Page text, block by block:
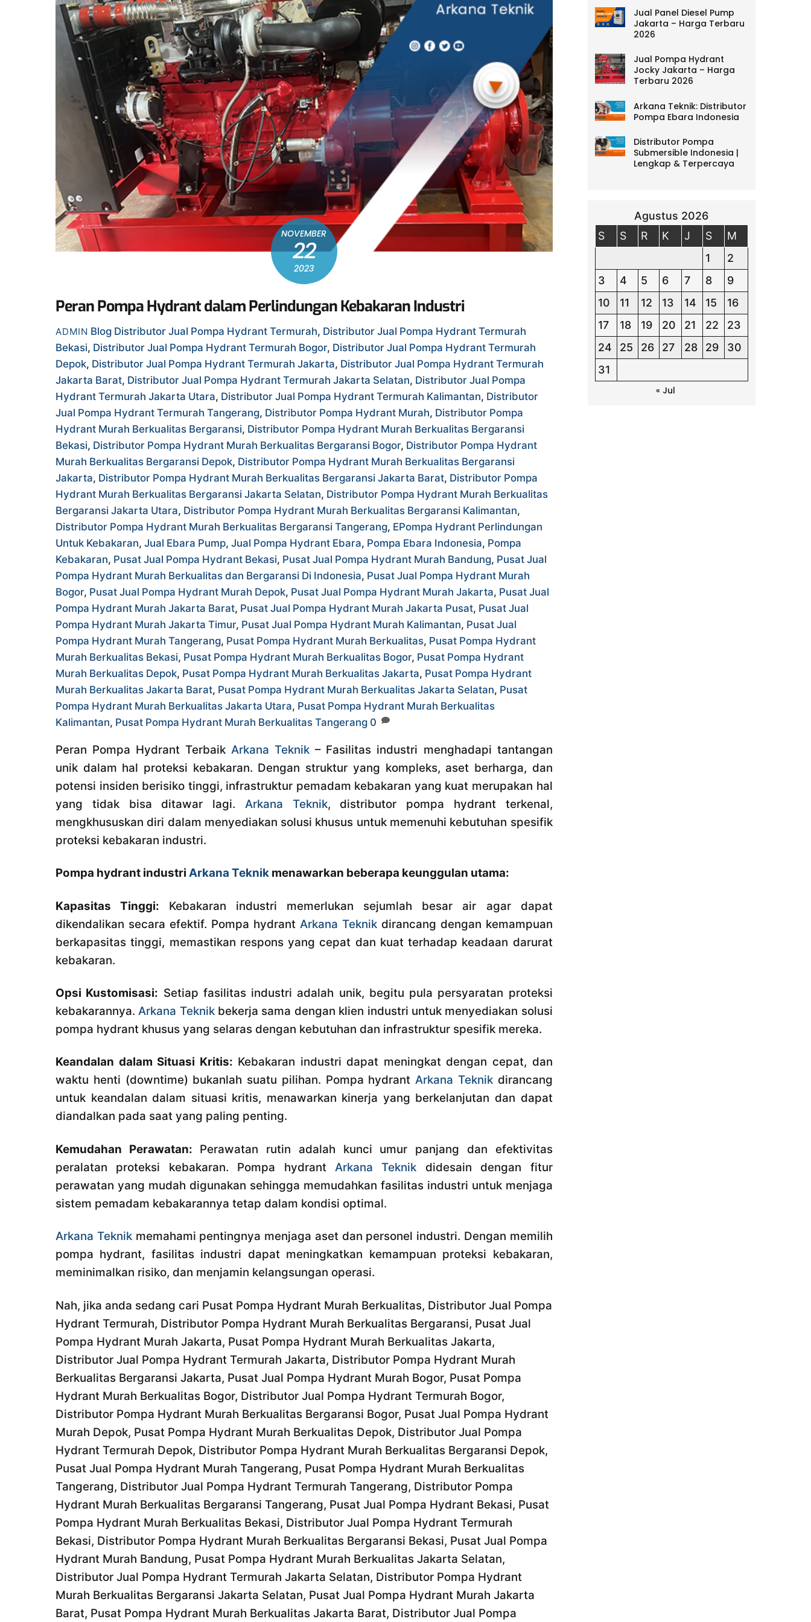
NOVEMBER
22
2023
Peran Pompa Hydrant dalam Perlindungan Kebakaran Industri
ADMIN Blog Distributor Jual Pompa Hydrant Termurah, Distributor Jual Pompa Hydrant Termurah
Bekasi, Distributor Jual Pompa Hydrant Termurah Bogor, Distributor Jual Pompa Hydrant Termurah
Depok, Distributor Jual Pompa Hydrant Termurah Jakarta, Distributor Jual Pompa Hydrant Termurah
Jakarta Barat, Distributor Jual Pompa Hydrant Termurah Jakarta Selatan, Distributor Jual Pompa
Hydrant Termurah Jakarta Utara, Distributor Jual Pompa Hydrant Termurah Kalimantan, Distributor
Jual Pompa Hydrant Termurah Tangerang, Distributor Pompa Hydrant Murah, Distributor Pompa
Hydrant Murah Berkualitas Bergaransi, Distributor Pompa Hydrant Murah Berkualitas Bergaransi
Bekasi, Distributor Pompa Hydrant Murah Berkualitas Bergaransi Bogor, Distributor Pompa Hydrant
Murah Berkualitas Bergaransi Depok, Distributor Pompa Hydrant Murah Berkualitas Bergaransi
Jakarta, Distributor Pompa Hydrant Murah Berkualitas Bergaransi Jakarta Barat, Distributor Pompa
Hydrant Murah Berkualitas Bergaransi Jakarta Selatan, Distributor Pompa Hydrant Murah Berkualitas
Bergaransi Jakarta Utara, Distributor Pompa Hydrant Murah Berkualitas Bergaransi Kalimantan,
Distributor Pompa Hydrant Murah Berkualitas Bergaransi Tangerang, EPompa Hydrant Perlindungan
Untuk Kebakaran, Jual Ebara Pump, Jual Pompa Hydrant Ebara, Pompa Ebara Indonesia, Pompa
Kebakaran, Pusat Jual Pompa Hydrant Bekasi, Pusat Jual Pompa Hydrant Murah Bandung, Pusat Jual
Pompa Hydrant Murah Berkualitas dan Bergaransi Di Indonesia, Pusat Jual Pompa Hydrant Murah
Bogor, Pusat Jual Pompa Hydrant Murah Depok, Pusat Jual Pompa Hydrant Murah Jakarta, Pusat Jual
Pompa Hydrant Murah Jakarta Barat, Pusat Jual Pompa Hydrant Murah Jakarta Pusat, Pusat Jual
Pompa Hydrant Murah Jakarta Timur, Pusat Jual Pompa Hydrant Murah Kalimantan, Pusat Jual
Pompa Hydrant Murah Tangerang, Pusat Pompa Hydrant Murah Berkualitas, Pusat Pompa Hydrant
Murah Berkualitas Bekasi, Pusat Pompa Hydrant Murah Berkualitas Bogor, Pusat Pompa Hydrant
Murah Berkualitas Depok, Pusat Pompa Hydrant Murah Berkualitas Jakarta, Pusat Pompa Hydrant
Murah Berkualitas Jakarta Barat, Pusat Pompa Hydrant Murah Berkualitas Jakarta Selatan, Pusat
Pompa Hydrant Murah Berkualitas Jakarta Utara, Pusat Pompa Hydrant Murah Berkualitas
Kalimantan, Pusat Pompa Hydrant Murah Berkualitas Tangerang 0
Peran Pompa Hydrant TerbaikArkana Teknik – Fasilitas industri menghadapi tantangan
unik dalam hal proteksi kebakaran. Dengan struktur yang kompleks, aset berharga, dan
potensi insiden berisiko tinggi, infrastruktur pemadam kebakaran yang kuat merupakan hal
yang tidak bisa ditawar lagi. Arkana Teknik, distributor pompa hydrant terkenal,
mengkhususkan diri dalam menyediakan solusi khusus untuk memenuhi kebutuhan spesifik
proteksi kebakaran industri.
Pompa hydrant industri Arkana Teknik menawarkan beberapa keunggulan utama:
Kapasitas Tinggi: Kebakaran industri memerlukan sejumlah besar air agar dapat
dikendalikan secara efektif. Pompa hydrant Arkana Teknikdirancang dengan kemampuan
berkapasitas tinggi, memastikan respons yang cepat dan kuat terhadap keadaan darurat
kebakaran.
Opsi Kustomisasi: Setiap fasilitas industri adalah unik, begitu pula persyaratan proteksi
kebakarannya.Arkana Teknikbekerja sama dengan klien industri untuk menyediakan solusi
pompa hydrant khusus yang selaras dengan kebutuhan dan infrastruktur spesifik mereka.
Keandalan dalam Situasi Kritis: Kebakaran industri dapat meningkat dengan cepat, dan
waktu henti (downtime) bukanlah suatu pilihan. Pompa hydrantArkana Teknikdirancang
untuk keandalan dalam situasi kritis, menawarkan kinerja yang berkelanjutan dan dapat
diandalkan pada saat yang paling penting.
Kemudahan Perawatan: Perawatan rutin adalah kunci umur panjang dan efektivitas
peralatan proteksi kebakaran. Pompa hydrant Arkana Teknik didesain dengan fitur
perawatan yang mudah digunakan sehingga memudahkan fasilitas industri untuk menjaga
sistem pemadam kebakarannya tetap dalam kondisi optimal.
Arkana Teknikmemahami pentingnya menjaga aset dan personel industri. Dengan memilih
pompa hydrant, fasilitas industri dapat meningkatkan kemampuan proteksi kebakaran,
meminimalkan risiko, dan menjamin kelangsungan operasi.
Nah, jika anda sedang cari Pusat Pompa Hydrant Murah Berkualitas, Distributor Jual Pompa
Hydrant Termurah, Distributor Pompa Hydrant Murah Berkualitas Bergaransi, Pusat Jual
Pompa Hydrant Murah Jakarta, Pusat Pompa Hydrant Murah Berkualitas Jakarta,
Distributor Jual Pompa Hydrant Termurah Jakarta, Distributor Pompa Hydrant Murah
Berkualitas Bergaransi Jakarta, Pusat Jual Pompa Hydrant Murah Bogor, Pusat Pompa
Hydrant Murah Berkualitas Bogor, Distributor Jual Pompa Hydrant Termurah Bogor,
Distributor Pompa Hydrant Murah Berkualitas Bergaransi Bogor, Pusat Jual Pompa Hydrant
Murah Depok, Pusat Pompa Hydrant Murah Berkualitas Depok, Distributor Jual Pompa
Hydrant Termurah Depok, Distributor Pompa Hydrant Murah Berkualitas Bergaransi Depok,
Pusat Jual Pompa Hydrant Murah Tangerang, Pusat Pompa Hydrant Murah Berkualitas
Tangerang, Distributor Jual Pompa Hydrant Termurah Tangerang, Distributor Pompa
Hydrant Murah Berkualitas Bergaransi Tangerang, Pusat Jual Pompa Hydrant Bekasi, Pusat
Pompa Hydrant Murah Berkualitas Bekasi, Distributor Jual Pompa Hydrant Termurah
Bekasi, Distributor Pompa Hydrant Murah Berkualitas Bergaransi Bekasi, Pusat Jual Pompa
Hydrant Murah Bandung, Pusat Pompa Hydrant Murah Berkualitas Jakarta Selatan,
Distributor Jual Pompa Hydrant Termurah Jakarta Selatan, Distributor Pompa Hydrant
Murah Berkualitas Bergaransi Jakarta Selatan, Pusat Jual Pompa Hydrant Murah Jakarta
Barat, Pusat Pompa Hydrant Murah Berkualitas Jakarta Barat, Distributor Jual Pompa
Jual Panel Diesel Pump
Jakarta – Harga Terbaru
2026
Jual Pompa Hydrant
Jocky Jakarta – Harga
Terbaru 2026
Arkana Teknik: Distributor
Pompa Ebara Indonesia
Distributor Pompa
Submersible Indonesia |
Lengkap & Terpercaya
Agustus 2026
S
S R K J S
M
1
2
3
4 5 6 7 8
9
10
11 12 13 14 15
16
17
18 19 20 21 22
23
24
25 26 27 28 29
30
31
« Jul